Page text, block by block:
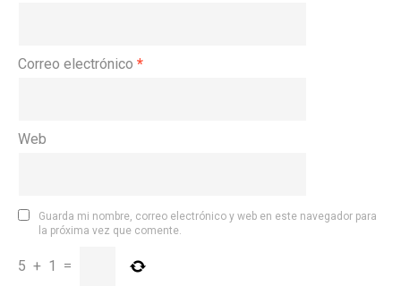
Correo electrónico *
Web
Guarda mi nombre, correo electrónico y web en este navegador para
la próxima vez que comente.
5 + 1 =